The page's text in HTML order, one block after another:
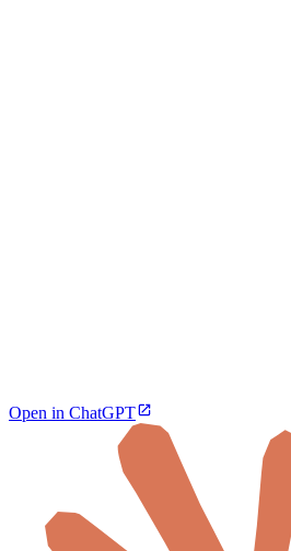
Open in ChatGPT